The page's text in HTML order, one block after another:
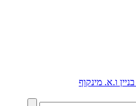
בניין ו.א. מינקוף